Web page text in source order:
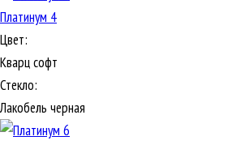
Платинум 4
Цвет:
Кварц софт
Стекло:
Лакобель черная